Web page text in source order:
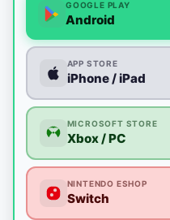
GOOGLE PLAY
Android
APP STORE
iPhone / iPad
MICROSOFT STORE
Xbox / PC
NINTENDO ESHOP
Switch